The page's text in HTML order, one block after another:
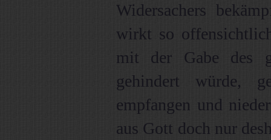
Widersachers
wirkt so
mit der Gabe des
gehindert würde,
empfangen und
aus Gott doch nur